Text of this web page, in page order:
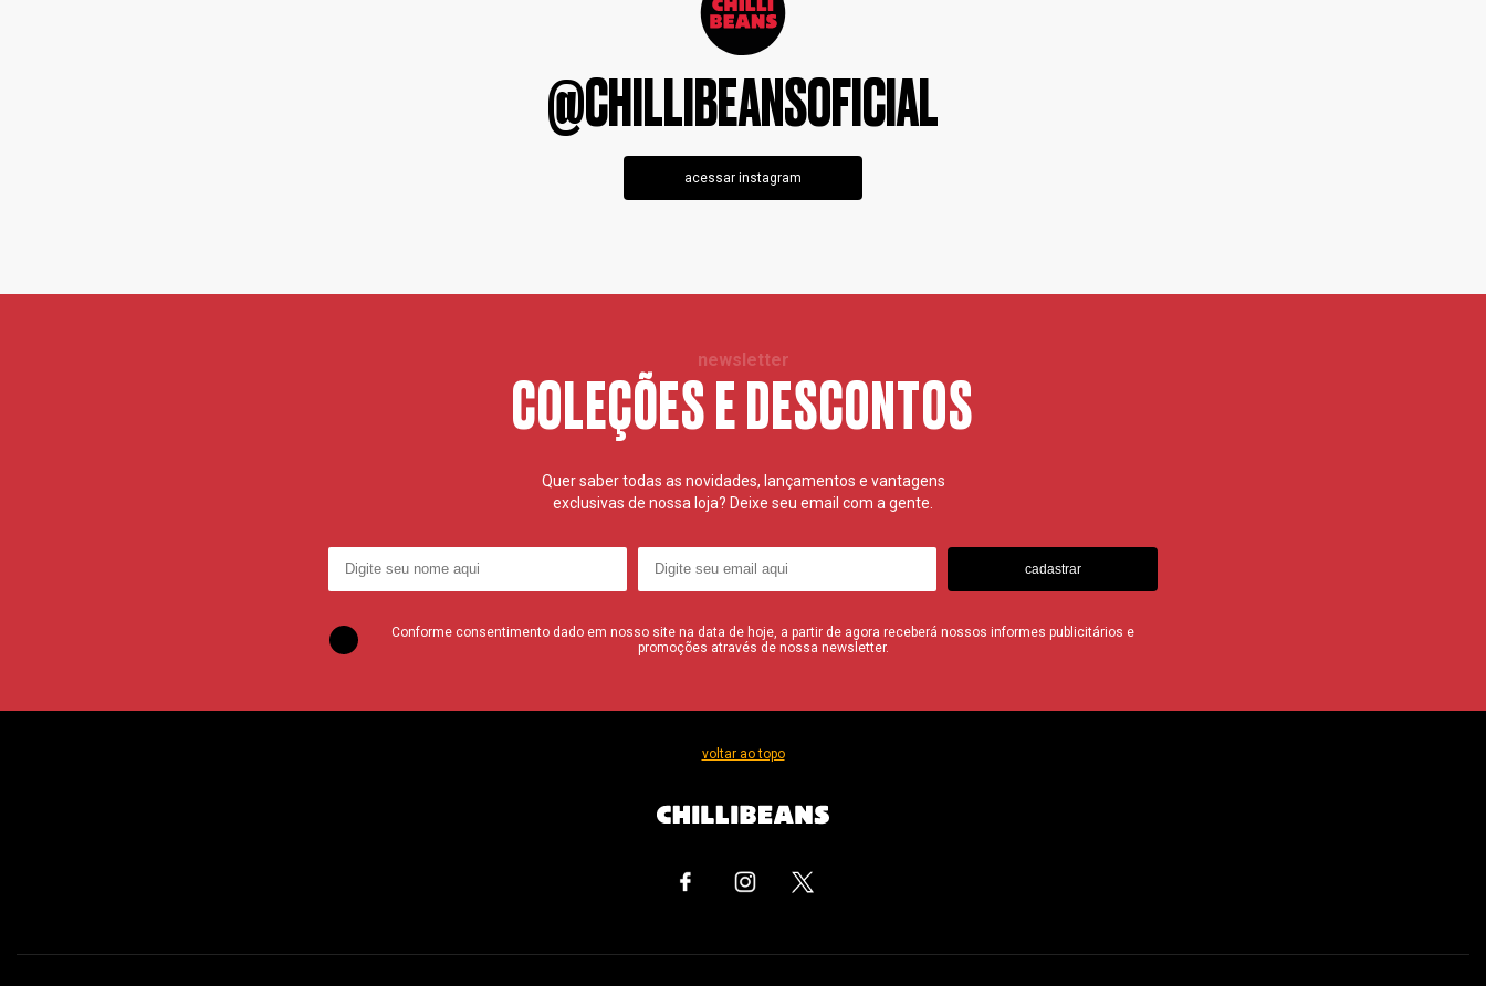
@CHILLIBEANSOFICIAL
acessar instagram
newsletter
COLEÇÕES E DESCONTOS
Quer saber todas as novidades, lançamentos e vantagens
exclusivas de nossa loja? Deixe seu email com a gente.
cadastrar
Conforme consentimento dado em nosso site na data de hoje, a partir de agora receberá nossos informes publicitários e
promoções através de nossa newsletter.
voltar ao topo